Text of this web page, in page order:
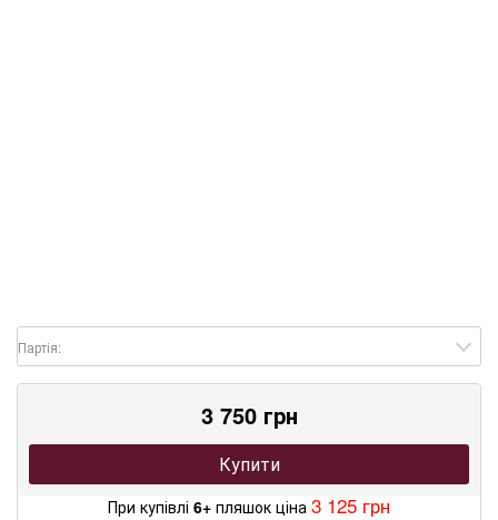
Партія:
3 750 грн
Купити
При купівлі 6+ пляшок ціна 3 125 грн